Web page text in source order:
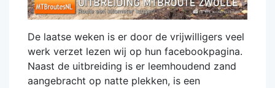
De laatse weken is er door de vrijwilligers veel
werk verzet lezen wij op hun facebookpagina.
Naast de uitbreiding is er leemhoudend zand
aangebracht op natte plekken, is een